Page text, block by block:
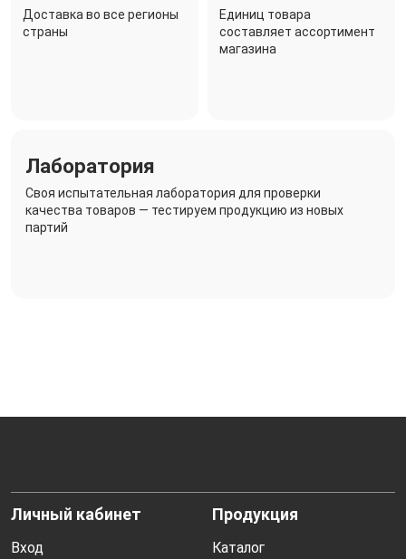
Доставка во все регионы
страны
Единиц товара
составляет ассортимент
магазина
Лаборатория
Своя испытательная лаборатория для проверки
качества товаров — тестируем продукцию из новых
партий
Личный кабинет
Вход
Продукция
Каталог